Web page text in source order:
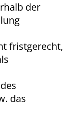
der
fristgerecht,
das